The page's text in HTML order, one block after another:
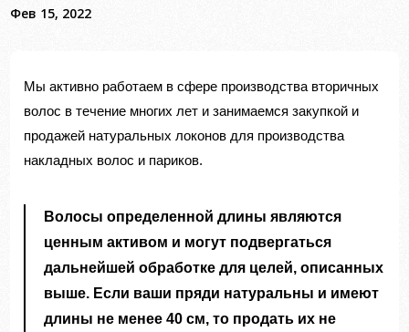
Фев 15, 2022
Мы активно работаем в сфере производства вторичных
волос в течение многих лет и занимаемся закупкой и
продажей натуральных локонов для производства
накладных волос и париков.
Волосы определенной длины являются
ценным активом и могут подвергаться
дальнейшей обработке для целей, описанных
выше. Если ваши пряди натуральны и имеют
длины не менее 40 см, то продать их не